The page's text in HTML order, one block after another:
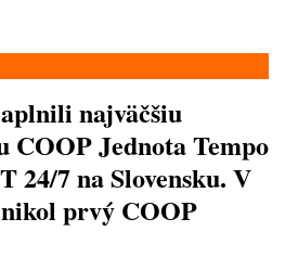
najväčšiu
COOP Jednota Tempo
24/7 na Slovensku. V
prvý COOP